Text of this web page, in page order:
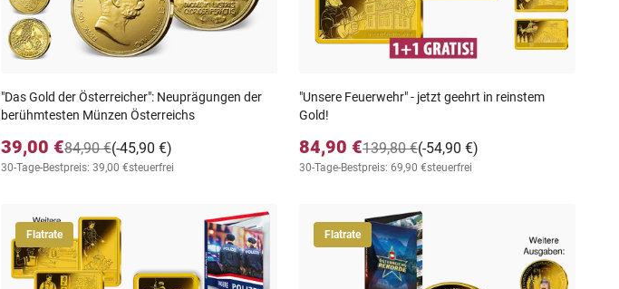
"Das Gold der Österreicher": Neuprägungen der
berühmtesten Münzen Österreichs
39,00 € (-45,90 €)
84,90 €
30-Tage-Bestpreis: 39,00 €steuerfrei
"Unsere Feuerwehr" - jetzt geehrt in reinstem
Gold!
84,90 € (-54,90 €)
139,80 €
30-Tage-Bestpreis: 69,90 €steuerfrei
Flatrate Flatrate